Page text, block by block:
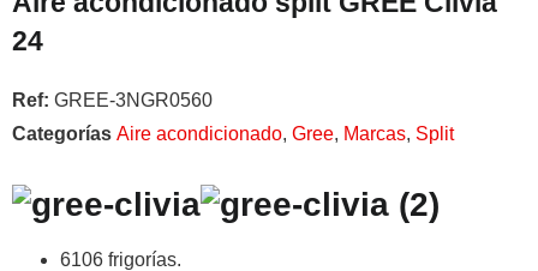
24
Ref: GREE-3NGR0560
Categorías Aire acondicionado, Gree, Marcas, Split
6106 frigorías.